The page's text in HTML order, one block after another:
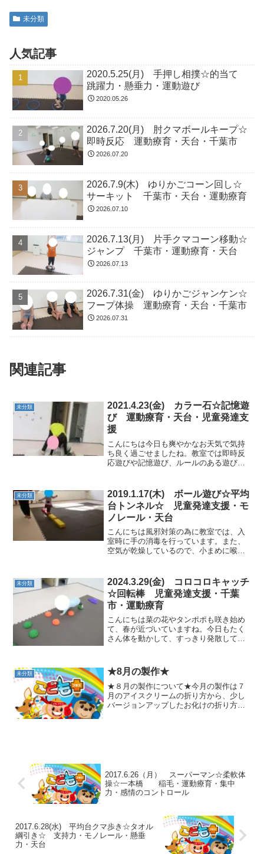
未分類
人気記事
2020.5.25(月) 手押し相撲☆的当て
跳躍力・懸垂力・運動遊び
2020.05.26
2026.7.20(月) 肘クマボールキープ☆
即時反応 運動療育・天台・千葉市
2026.07.20
2026.7.9(木) ゆりかごコーン回し☆
サーキット 千葉市・天台・運動療育
2026.07.10
2026.7.13(月) 片手クマコーン移動☆
ジャンプ 千葉市・運動療育・天台
2026.07.13
2026.7.31(金) ゆりかごジャンケン☆
フープ体操 運動療育・天台・千葉市
2026.07.31
関連記事
未分類
2021.4.23(金) カラー石☆記憶遊
び 運動療育・天台・児童発達支
援
こんにちは今日も爽やかなお天気で気持
ち良く過ごせましたね。教室では即時反
応遊びや記憶遊び、ルールのある遊びを
★デコボコマット足首を上手に使ってデ
コボコ道を進んで行きまし...
未分類
2019.1.17(木) ボール遊び☆平均
台トンネル☆ 児童発達支援・モ
ノレール・天台
こんにちは風邪対策の為に教室では、入
室時に手の消毒を行っています。また、
空気が乾燥しているので、小まめに喉を
均台の間隔を開ける③平均台にトンネル
がかかります少しずつ、ス...
未分類
2024.3.29(金) コロコロキャッチ
☆回転棒 児童発達支援・千葉
市・運動療育
こんにちは菜の花やタンポポも咲き始め
て、春が近づいていますね。今日もたく
さん体を動かして、すっきり発散してい
バランス渡り、一本橋渡りをしていきま
した。 ★的...
未分類 ★8月の製作★
★８月の製作について★今月の製作は７
月のアイスクリームの折り方から、少し
バージョンアップしたお化けの折り方で
2017.6.26（月） スーパーマン☆柔軟体
操☆一本橋 稲毛・運動療育・集中
力・感情のコントロール
2017.6.28(水) 平均台クマ歩き☆タオル
綱引き☆ 支持力・モノレール・懸垂
力・天台